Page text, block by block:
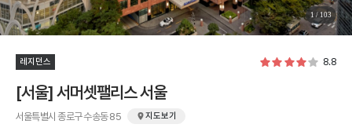
1 / 103
레지던스 8.8
[서울] 서머셋팰리스 서울
서울특별시 종로구 수송동 85 지도보기